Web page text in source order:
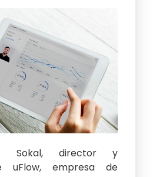
Sokal, director y
uFlow, empresa de